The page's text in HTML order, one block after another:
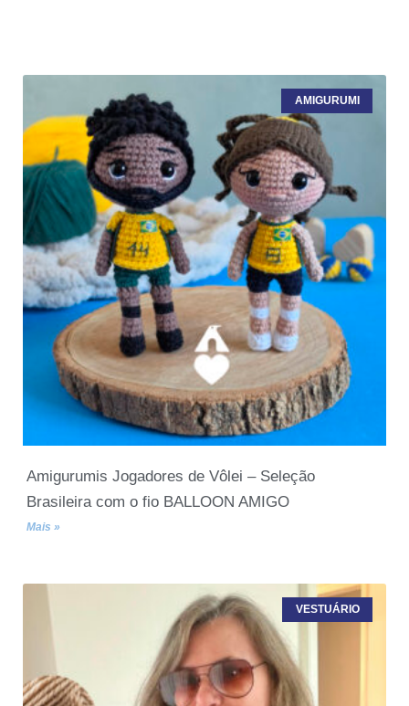
AMIGURUMI
Amigurumis Jogadores de Vôlei – Seleção
Brasileira com o fio BALLOON AMIGO
Mais »
VESTUÁRIO